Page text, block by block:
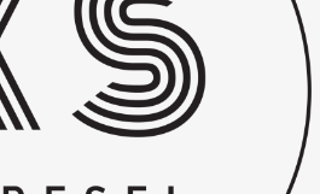
Süpürge
Ocak ve Aspiratör